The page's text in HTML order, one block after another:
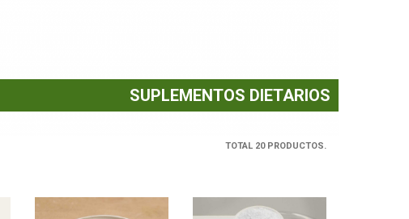
SUPLEMENTOS DIETARIOS
TOTAL 20 PRODUCTOS.